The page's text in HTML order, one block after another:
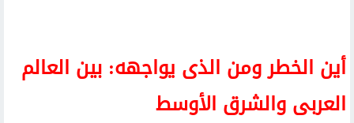
أين الخطر ومن الذى يواجهه: بين العالم
العربى والشرق الأوسط